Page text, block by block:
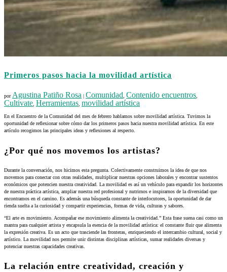
Primeros pasos hacia la movilidad artística
por Agustina Patiño Rosa | Comunidad Contenido encuentros
Cultivate Herramientas movilidad artística
En el Encuentro de la Comunidad del mes de febrero hablamos sobre movilidad artística. Tuvimos la
oportunidad de reflexionar sobre cómo dar los primeros pasos hacia nuestra movilidad artística. En este
artículo recogimos las principales ideas y reflexiones al respecto.
¿Por qué nos movemos los artistas?
Durante la conversación, nos hicimos esta pregunta. Colectivamente construimos la idea de que nos
movemos para conectar con otras realidades, multiplicar nuestras opciones laborales y encontrar sustentos
económicos que potencien nuestra creatividad. La movilidad es así un vehículo para expandir los horizontes
de nuestra práctica artística, ampliar nuestra red profesional y nutrirnos e inspirarnos de la diversidad que
encontramos en el camino. Es además una búsqueda constante de interlocutores, la oportunidad de dar
rienda suelta a la curiosidad y compartir experiencias, formas de vida, culturas y sabores.
“El arte es movimiento. Acompañar ese movimiento alimenta la creatividad.” Esta frase suena casi como un
mantra para cualquier artista y encapsula la esencia de la movilidad artística: el constante fluir que alimenta
la expresión creativa. Es un acto que trasciende las fronteras, enriqueciendo el intercambio cultural, social y
artístico. La movilidad nos permite unir distintas disciplinas artísticas, sumar realidades diversas y
potenciar nuestras capacidades creativas.
La relación entre creatividad, creación y